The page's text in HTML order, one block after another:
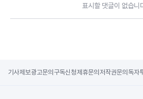
표시할 댓글이 없습니
기사제보광고문의 구독신청제휴문의 저작권문의 독자